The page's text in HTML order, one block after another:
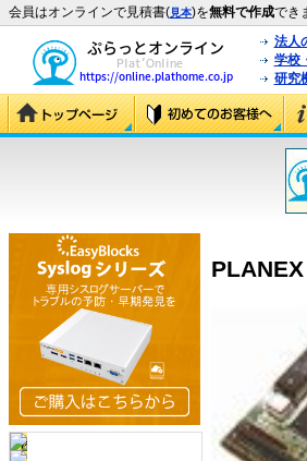
会員はオンラインで見積書(見本)を無料で作成でき
法人
学校
研究